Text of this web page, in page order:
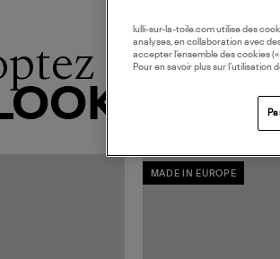
MADE IN EUROPE
lulli-sur-la-toile.com utilise des
analyses, en collaboration avec
accepter l’ensemble des cookies
Pour en savoir plus sur l’utilisation